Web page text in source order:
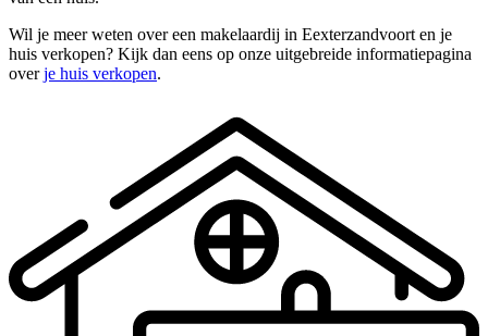
Wil je meer weten over een makelaardij in Eexterzandvoort en je
huis verkopen? Kijk dan eens op onze uitgebreide informatiepagina
overje huis verkopen.